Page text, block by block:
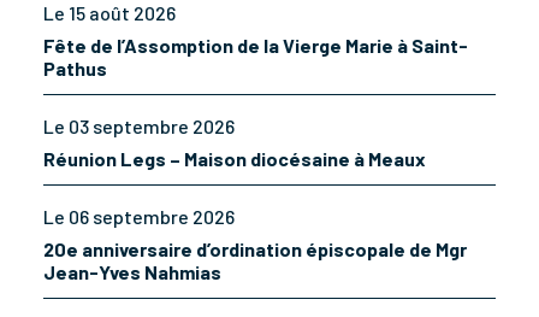
Le 15 août 2026
Fête de l’Assomption de la Vierge Marie à Saint-
Pathus
Le 03 septembre 2026
Réunion Legs – Maison diocésaine à Meaux
Le 06 septembre 2026
20e anniversaire d’ordination épiscopale de Mgr
Jean-Yves Nahmias